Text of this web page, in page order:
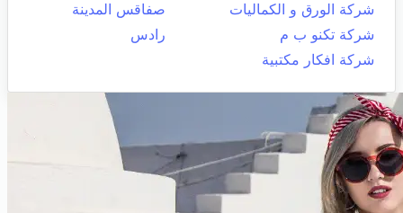
شركة الورق و الكماليات
صفاقس المدينة
شركة تكنو ب م
رادس
شركة افكار مكتبية